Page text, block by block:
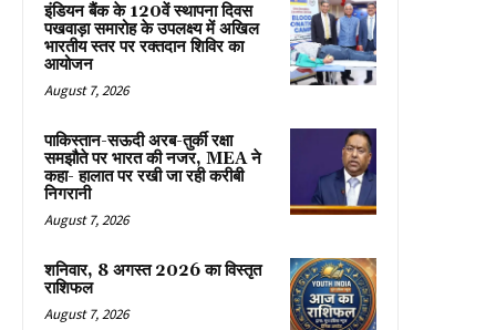
इंडियन बैंक के 120वें स्थापना दिवस
पखवाड़ा समारोह के उपलक्ष्य में अखिल
भारतीय स्तर पर रक्तदान शिविर का
आयोजन
August 7, 2026
पाकिस्तान-सऊदी अरब-तुर्की रक्षा
समझौते पर भारत की नजर, MEA ने
कहा- हालात पर रखी जा रही करीबी
निगरानी
August 7, 2026
शनिवार, 8 अगस्त 2026 का विस्तृत
राशिफल
August 7, 2026